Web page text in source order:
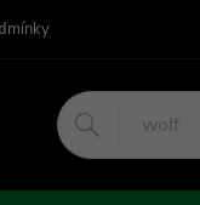
Podmínky